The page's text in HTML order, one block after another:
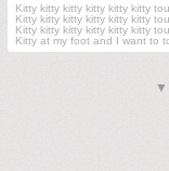
Kitty kitty kitty kitty kitty kitty
Kitty kitty kitty kitty kitty kitty
Kitty kitty kitty kitty kitty kitty
Kitty at my foot and I want to
▼